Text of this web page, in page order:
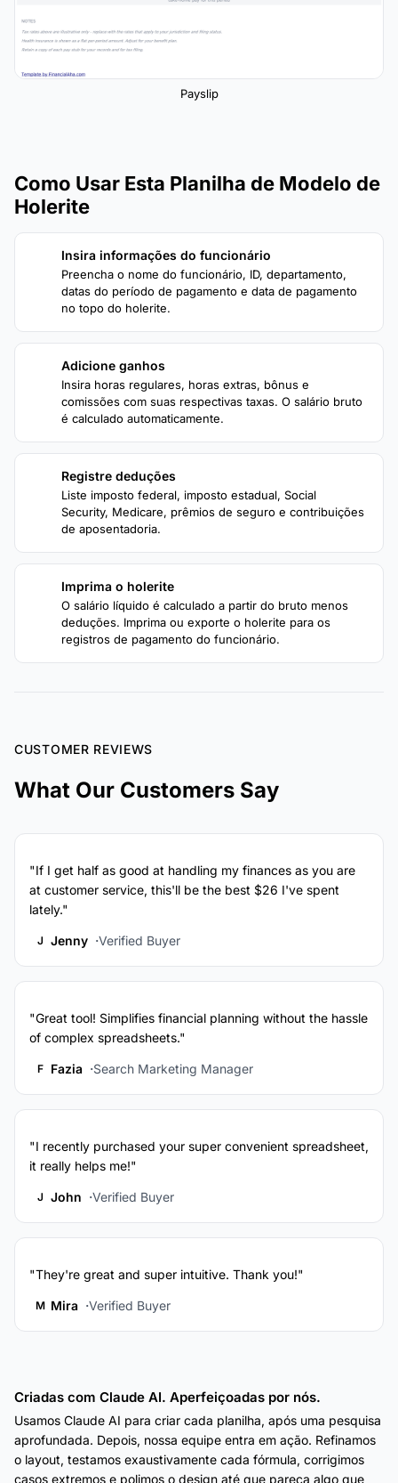
Payslip
Como Usar Esta Planilha de Modelo de
Holerite
Insira informações do funcionário
Preencha o nome do funcionário, ID, departamento,
datas do período de pagamento e data de pagamento
no topo do holerite.
Adicione ganhos
Insira horas regulares, horas extras, bônus e
comissões com suas respectivas taxas. O salário bruto
é calculado automaticamente.
Registre deduções
Liste imposto federal, imposto estadual, Social
Security, Medicare, prêmios de seguro e contribuições
de aposentadoria.
Imprima o holerite
O salário líquido é calculado a partir do bruto menos
deduções. Imprima ou exporte o holerite para os
registros de pagamento do funcionário.
CUSTOMER REVIEWS
What Our Customers Say
"If I get half as good at handling my finances as you are
at customer service, this'll be the best $26 I've spent
lately."
J Jenny Verified Buyer
"Great tool! Simplifies financial planning without the hassle
of complex spreadsheets."
F Fazia Search Marketing Manager
"I recently purchased your super convenient spreadsheet,
it really helps me!"
J John Verified Buyer
"They're great and super intuitive. Thank you!"
M Mira Verified Buyer
Criadas com Claude AI. Aperfeiçoadas por nós.
Usamos Claude AI para criar cada planilha, após uma pesquisa
aprofundada. Depois, nossa equipe entra em ação. Refinamos
o layout, testamos exaustivamente cada fórmula, corrigimos
casos extremos e polimos o design até que pareça algo que